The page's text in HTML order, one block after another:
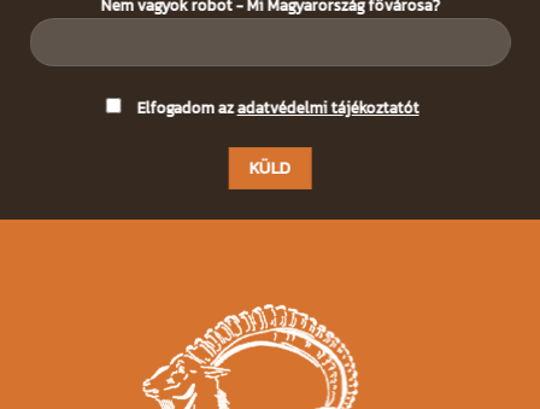
Nem vagyok robot - Mi Magyarország fővárosa?
Elfogadom azadatvédelmi tájékoztatót